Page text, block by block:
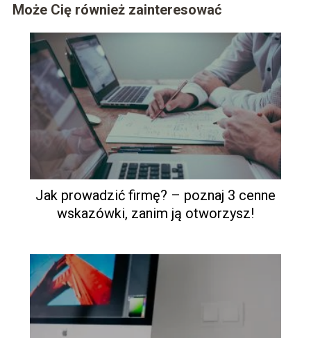
Może Cię również zainteresować
Jak prowadzić firmę? – poznaj 3 cenne
wskazówki, zanim ją otworzysz!